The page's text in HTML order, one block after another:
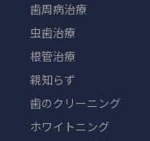
歯周病治療
虫歯治療
根管治療
親知らず
歯のクリーニング
ホワイトニング